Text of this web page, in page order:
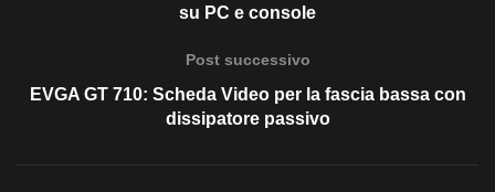
su PC e console
Post successivo
EVGA GT 710: Scheda Video per la fascia bassa con
dissipatore passivo